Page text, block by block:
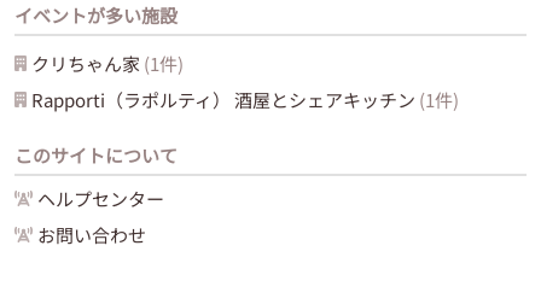
イベントが多い施設
クリちゃん家 (1件)
Rapporti（ラポルティ） 酒屋とシェアキッチン (1件)
このサイトについて
ヘルプセンター
お問い合わせ